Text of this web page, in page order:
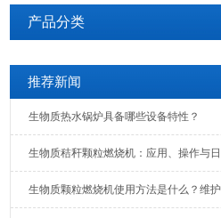
产品分类
推荐新闻
生物质热水锅炉具备哪些设备特性？
生物质秸秆颗粒燃烧机：应用、操作与
生物质颗粒燃烧机使用方法是什么？维